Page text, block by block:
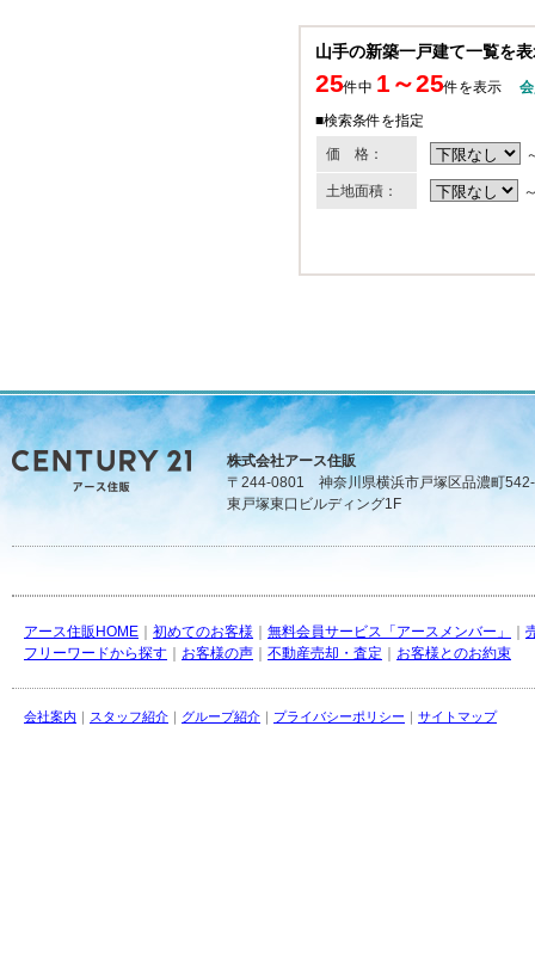
山手の新築一戸建て一覧を
25件中 1～25件を表示
■検索条件を指定
価 格：
土地面積：
株式会社アース住販
〒244-0801 神奈川県横浜市戸塚区品濃町
東戸塚東口ビルディング1F
アース住販HOME 初めてのお客様 無料会員サービス「アースメンバー」
フリーワードから探す
お客様の声 不動産売却・査定 お客様とのお約束
会社案内 ｜ スタッフ紹介 ｜ グループ紹介 ｜ プライバシーポリシー ｜ サイトマップ